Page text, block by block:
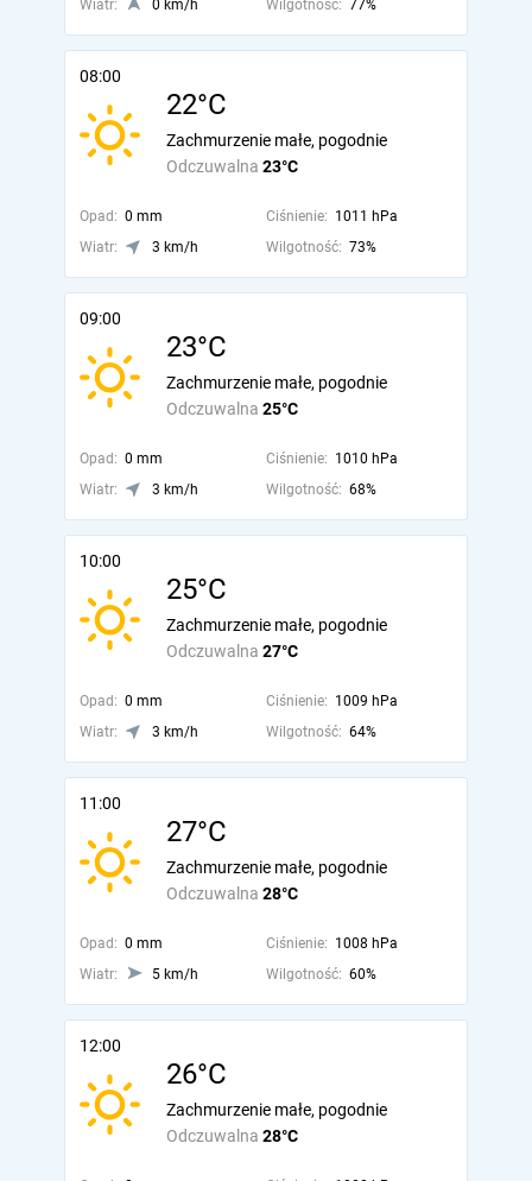
Wiatr: 0 km/h Wilgotność: 77%
08:00
22°C
Odczuwalna 23°C
Zachmurzenie małe, pogodnie
Opad: 0 mm Ciśnienie: 1011 hPa
Wiatr:
3 km/h Wilgotność: 73%
09:00
23°C
Odczuwalna 25°C
Zachmurzenie małe, pogodnie
Opad: 0 mm Ciśnienie: 1010 hPa
Wiatr:
3 km/h Wilgotność: 68%
10:00
25°C
Odczuwalna 27°C
Zachmurzenie małe, pogodnie
Opad: 0 mm Ciśnienie: 1009 hPa
Wiatr:
3 km/h Wilgotność: 64%
11:00
27°C
Odczuwalna 28°C
Zachmurzenie małe, pogodnie
Opad: 0 mm Ciśnienie: 1008 hPa
Wiatr:
5 km/h Wilgotność: 60%
12:00
26°C
Odczuwalna 28°C
Zachmurzenie małe, pogodnie